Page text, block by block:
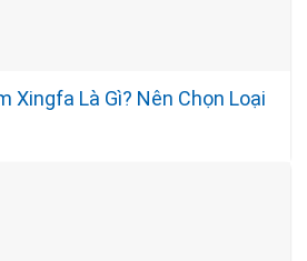
Xingfa Là Gì? Nên Chọn Loại